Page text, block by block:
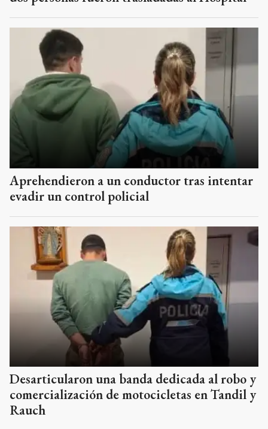
Aprehendieron a un conductor tras intentar
evadir un control policial
Desarticularon una banda dedicada al robo y
comercialización de motocicletas en Tandil y
Rauch